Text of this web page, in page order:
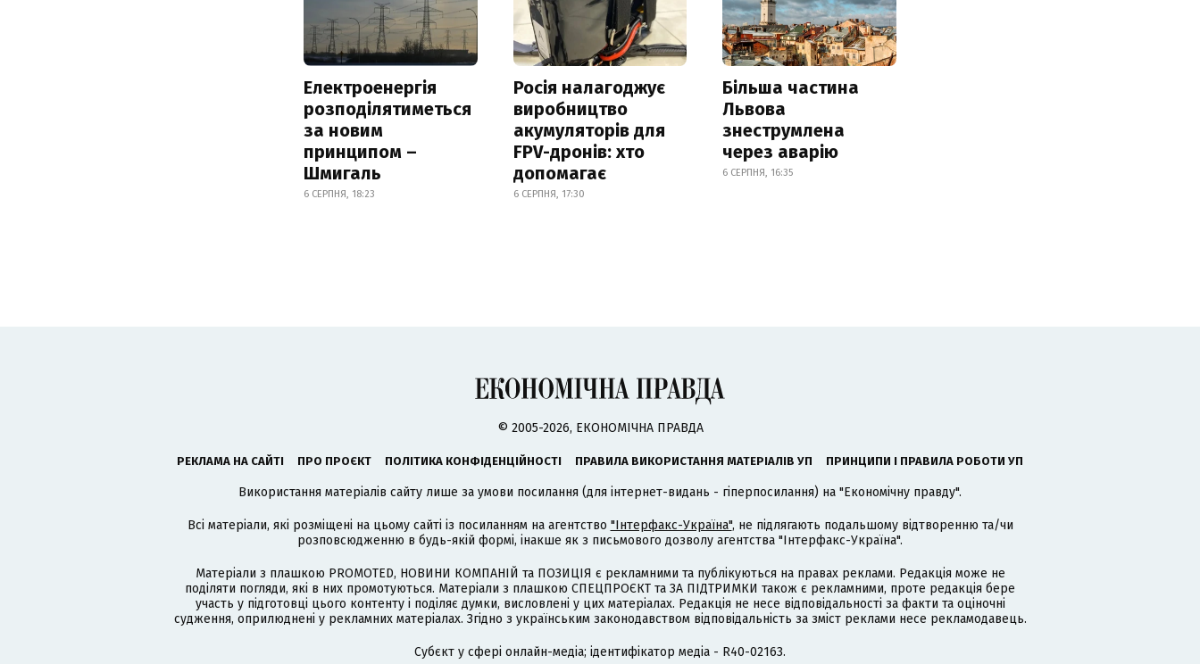
Електроенергія
розподілятиметься
за новим
принципом –
Шмигаль
6 СЕРПНЯ, 18:23
Росія налагоджує
виробництво
акумуляторів для
FPV-дронів: хто
допомагає
6 СЕРПНЯ, 17:30
Більша частина
Львова
знеструмлена
через аварію
6 СЕРПНЯ, 16:35
© 2005-2026, ЕКОНОМІЧНА ПРАВДА
РЕКЛАМА НА САЙТІ ПРО ПРОЄКТ ПОЛІТИКА КОНФІДЕНЦІЙНОСТІ ПРАВИЛА ВИКОРИСТАННЯ МАТЕРІАЛІВ УП ПРИНЦИПИ І ПРАВИЛА РОБОТИ УП
Використання матеріалів сайту лише за умови посилання (для інтернет-видань - гіперпосилання) на "Економічну правду".
Всі матеріали, які розміщені на цьому сайті із посиланням на агентство "Інтерфакс-Україна", не підлягають подальшому відтворенню та/чи
розповсюдженню в будь-якій формі, інакше як з письмового дозволу агентства "Інтерфакс-Україна".
Матеріали з плашкою PROMOTED, НОВИНИ КОМПАНІЙ та ПОЗИЦІЯ є рекламними та публікуються на правах реклами. Редакція може не
поділяти погляди, які в них промотуються. Матеріали з плашкою СПЕЦПРОЄКТ та ЗА ПІДТРИМКИ також є рекламними, проте редакція бере
участь у підготовці цього контенту і поділяє думки, висловлені у цих матеріалах. Редакція не несе відповідальності за факти та оціночні
судження, оприлюднені у рекламних матеріалах. Згідно з українським законодавством відповідальність за зміст реклами несе рекламодавець.
Cубєкт у сфері онлайн-медіа; ідентифікатор медіа - R40-02163.